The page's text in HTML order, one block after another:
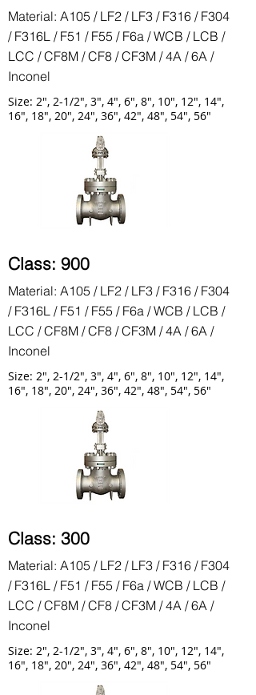
Material: A105 / LF2 / LF3 / F316 / F304
/ F316L / F51 / F55 / F6a / WCB / LCB /
LCC / CF8M / CF8 / CF3M / 4A / 6A /
Inconel
Size: 2", 2-1/2", 3", 4", 6", 8", 10", 12", 14",
16", 18", 20", 24", 36", 42", 48", 54", 56"
Class: 900
Material: A105 / LF2 / LF3 / F316 / F304
/ F316L / F51 / F55 / F6a / WCB / LCB /
LCC / CF8M / CF8 / CF3M / 4A / 6A /
Inconel
Size: 2", 2-1/2", 3", 4", 6", 8", 10", 12", 14",
16", 18", 20", 24", 36", 42", 48", 54", 56"
Class: 300
Material: A105 / LF2 / LF3 / F316 / F304
/ F316L / F51 / F55 / F6a / WCB / LCB /
LCC / CF8M / CF8 / CF3M / 4A / 6A /
Inconel
Size: 2", 2-1/2", 3", 4", 6", 8", 10", 12", 14",
16", 18", 20", 24", 36", 42", 48", 54", 56"